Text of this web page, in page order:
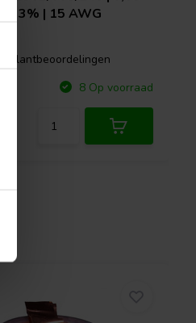
Ω | 3% | 15 AWG
2 klantbeoordelingen
8 Op voorraad